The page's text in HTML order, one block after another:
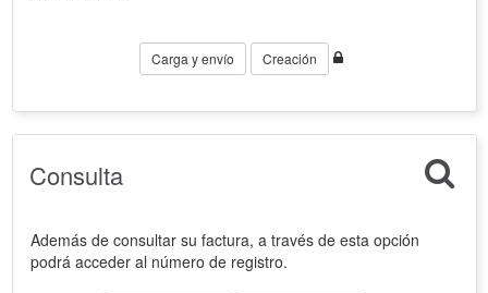
Carga y envío Creación
Consulta
Además de consultar su factura, a través de esta opción
podrá acceder al número de registro.